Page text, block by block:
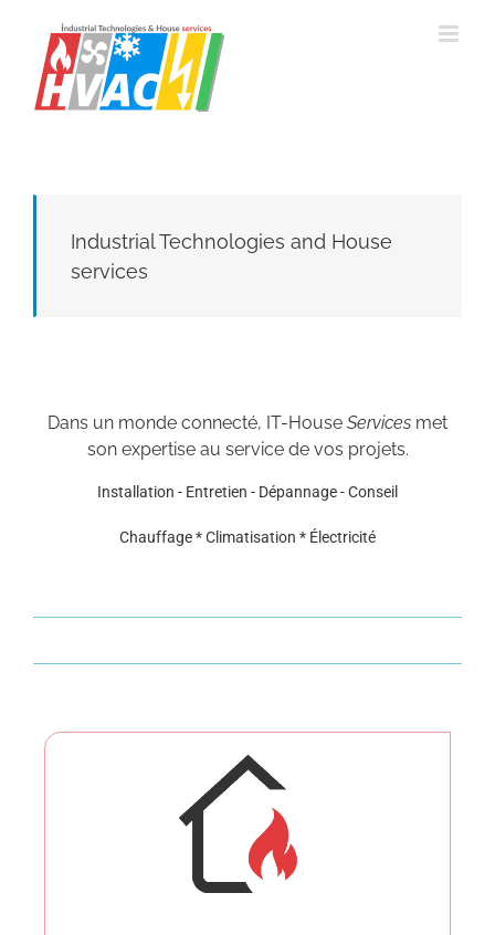
contenu
Industrial Technologies and House
services
Dans un monde connecté, IT-House Services met
son expertise au service de vos projets.
Installation - Entretien - Dépannage - Conseil
Chauffage * Climatisation * Électricité